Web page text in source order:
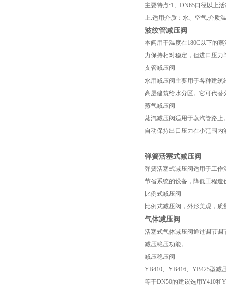
主要特点:1、DN65口径以上
上.适用介质：水、空气.介质
波纹管减压阀
本阀用于温度在180C以下的
力保持相对稳定，但进口压
支管减压阀
水用减压阀主要用于各种建
高层建筑给水分区。它可代
蒸气减压阀
蒸汽减压阀适用于蒸汽管路
自动保持出口压力在小范围内
弹簧活塞式减压阀
弹簧活塞式减压阀适用于工
节省系统的设备，降低工程造
比例式减压阀
比例式减压阀，外形美观，
气体减压阀
活塞式气体减压阀通过调节
减压稳压功能。
减压稳压阀
YB410、YB416、YB425型减
等于DN50的建议选用Y410和